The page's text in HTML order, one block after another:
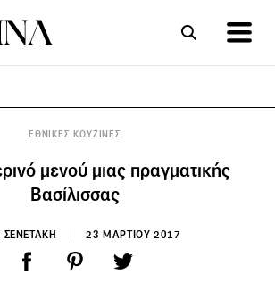
ΕΘΝΙΚΕΣ ΚΟΥΖΙΝΕΣ
μενού μιας πραγματικής
Βασίλισσας
23 ΜΑΡΤΙΟΥ 2017